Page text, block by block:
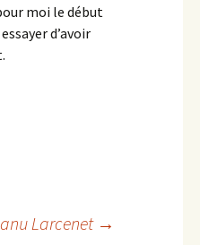
moi le début
d’avoir
Larcenet →